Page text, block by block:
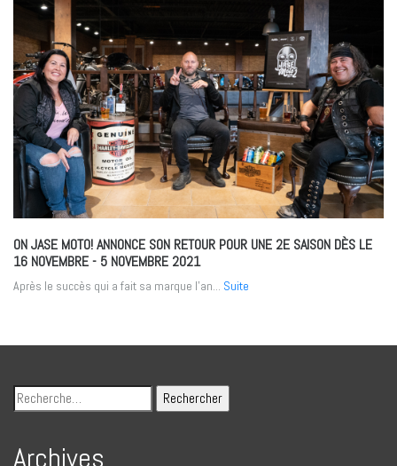
ON JASE MOTO! ANNONCE SON RETOUR POUR UNE 2E SAISON DÈS LE
16 NOVEMBRE- 5 NOVEMBRE 2021
Après le succès qui a fait sa marque l’an... Suite
Archives